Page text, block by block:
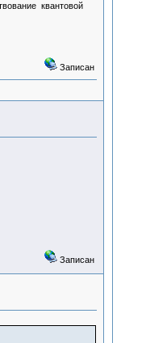
квантовой
Записан
Записан